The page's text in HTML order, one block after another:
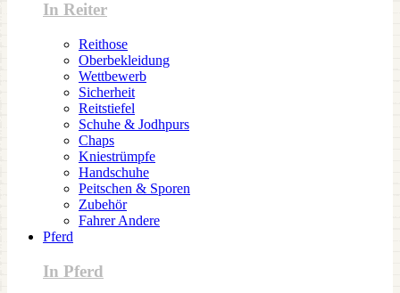
In Reiter
Reithose
Oberbekleidung
Wettbewerb
Sicherheit
Reitstiefel
Schuhe & Jodhpurs
Chaps
Kniestrümpfe
Handschuhe
Peitschen & Sporen
Zubehör
Fahrer Andere
Pferd
In Pferd